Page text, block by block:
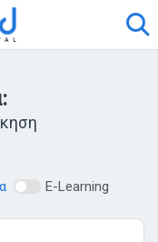
E-Learning